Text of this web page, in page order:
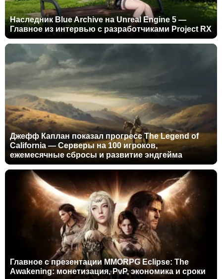
Наследник Blue Archive на Unreal Engine 5 —
Главное из интервью с разработчиками Project RX
Джефф Каплан показал прогресс The Legend of
California — Серверы на 100 игроков,
ежемесячные сбросы и развитие эндгейма
Главное с презентации MMORPG Eclipse: The
Awakening: монетизация, PvP, экономика и сроки